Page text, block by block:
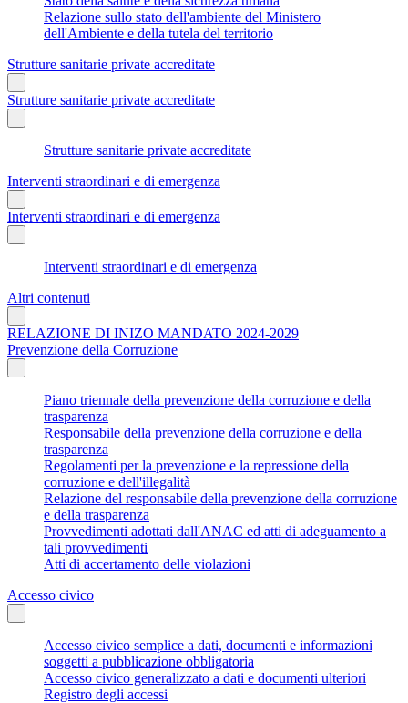
Relazione sullo stato dell'ambiente del Ministero
dell'Ambiente e della tutela del territorio
Strutture sanitarie private accreditate
Strutture sanitarie private accreditate
Strutture sanitarie private accreditate
Interventi straordinari e di emergenza
Interventi straordinari e di emergenza
Interventi straordinari e di emergenza
Altri contenuti
RELAZIONE DI INIZO MANDATO 2024-2029
Prevenzione della Corruzione
Piano triennale della prevenzione della corruzione e della
trasparenza
Responsabile della prevenzione della corruzione e della
trasparenza
Regolamenti per la prevenzione e la repressione della
corruzione e dell'illegalità
Relazione del responsabile della prevenzione della corruzione
e della trasparenza
Provvedimenti adottati dall'ANAC ed atti di adeguamento a
tali provvedimenti
Atti di accertamento delle violazioni
Accesso civico
Accesso civico semplice a dati, documenti e informazioni
soggetti a pubblicazione obbligatoria
Accesso civico generalizzato a dati e documenti ulteriori
Registro degli accessi